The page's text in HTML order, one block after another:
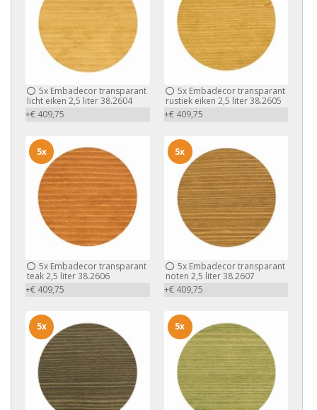
5x Embadecor transparant
licht eiken 2,5 liter 38.2604
+€ 409,75
5xEmbadecor transparant
rustiek eiken 2,5 liter 38.2605
+€ 409,75
5x Embadecor transparant
teak 2,5 liter 38.2606
+€ 409,75
5x
5xEmbadecor transparant
noten 2,5 liter 38.2607
+€ 409,75
5x
5x 5x